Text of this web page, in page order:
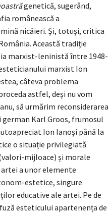
genetică, sugerând,
românească a
nicăieri. Și, totuși, critica
Această tradiție
marxist-leninistă între 1948-
marxist Ion
câteva problema
astfel, deși nu vom
să urmărim reconsiderarea
Karl Groos, frumosul
Ion Ianoși până la
o situație privilegiată
mijloace) și morale
a unor elemente
estetice, singure
educative ale artei. Pe de
esteticului apartenența de